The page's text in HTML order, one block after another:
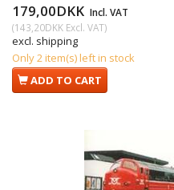
179,00DKK Incl. VAT
(143,20DKK Excl. VAT)
excl. shipping
Only 2 item(s) left in stock
ADD TO CART